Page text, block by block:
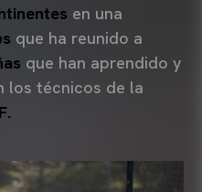
en una
que ha reunido a
que han aprendido y
técnicos de la